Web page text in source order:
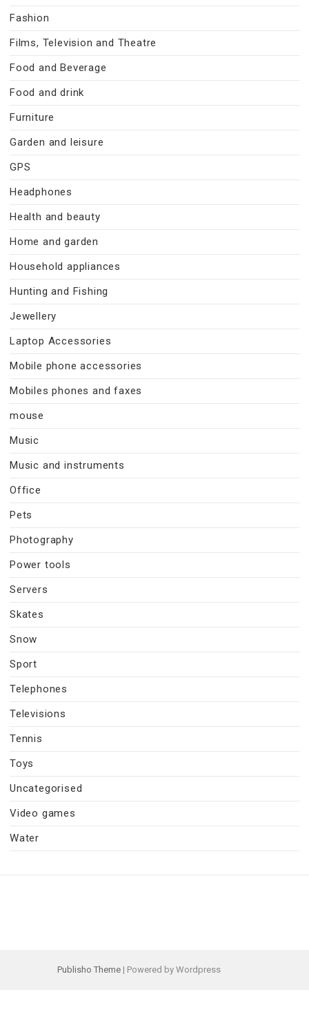
Fashion
Films, Television and Theatre
Food and Beverage
Food and drink
Furniture
Garden and leisure
GPS
Headphones
Health and beauty
Home and garden
Household appliances
Hunting and Fishing
Jewellery
Laptop Accessories
Mobile phone accessories
Mobiles phones and faxes
mouse
Music
Music and instruments
Office
Pets
Photography
Power tools
Servers
Skates
Snow
Sport
Telephones
Televisions
Tennis
Toys
Uncategorised
Video games
Water
Publisho Theme | Powered by Wordpress